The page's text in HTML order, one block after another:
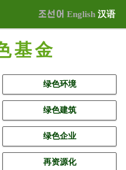
조선어 English 汉语
基金
绿色环境
绿色建筑
绿色企业
再资源化